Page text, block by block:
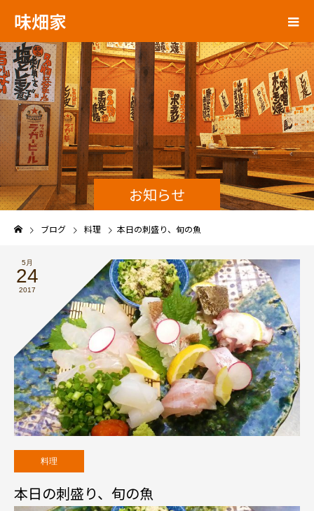
味畑家
お知らせ
ブログ 料理 本日の刺盛り、旬の魚
5月
24
2017
料理
本日の刺盛り、旬の魚